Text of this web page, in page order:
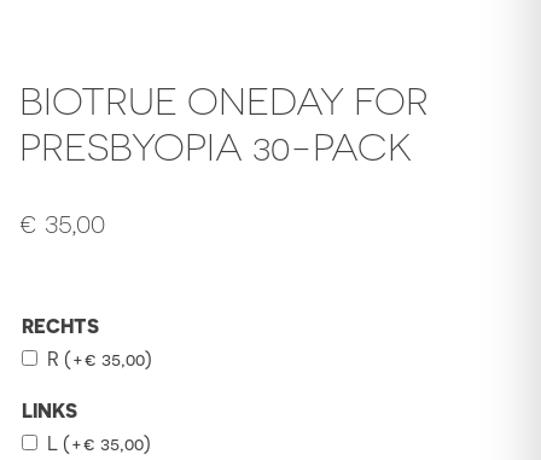
BIOTRUE ONEDAY FOR
PRESBYOPIA 30-PACK
€ 35,00
RECHTS
R (+€ 35,00)
LINKS
L (+€ 35,00)